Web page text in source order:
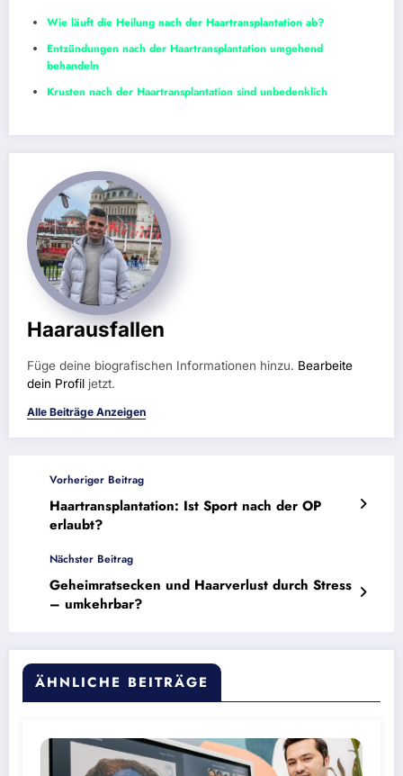
Wie läuft die Heilung nach der Haartransplantation ab?
Entzündungen nach der Haartransplantation umgehend
behandeln
Krusten nach der Haartransplantation sind unbedenklich
Haarausfallen
Füge deine biografischen Informationen hinzu. Bearbeite
dein Profil jetzt.
Alle Beiträge Anzeigen
Vorheriger Beitrag
Haartransplantation: Ist Sport nach der OP
erlaubt?
Nächster Beitrag
Geheimratsecken und Haarverlust durch Stress
– umkehrbar?
ÄHNLICHE BEITRÄGE